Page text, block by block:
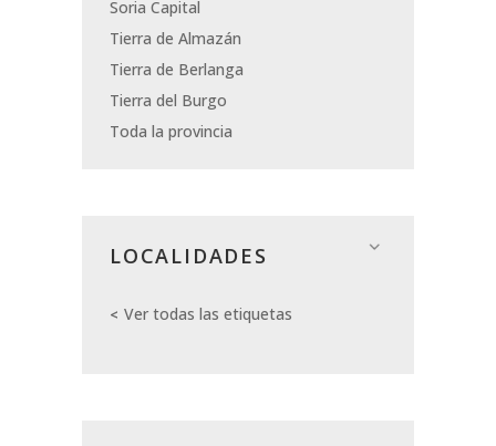
Soria Capital
Tierra de Almazán
Tierra de Berlanga
Tierra del Burgo
Toda la provincia
LOCALIDADES
Ver todas las etiquetas